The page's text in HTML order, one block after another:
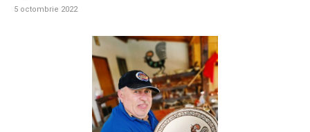
5 octombrie 2022